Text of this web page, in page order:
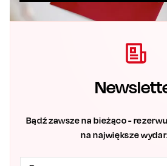
Bądź zawsze na bieżąco -
na największe